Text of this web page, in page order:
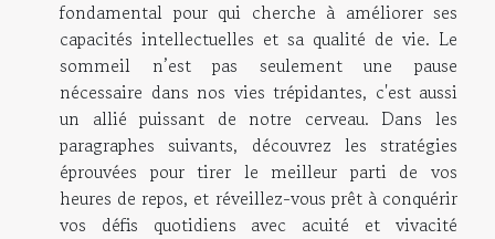
fondamental pour qui cherche à améliorer ses
capacités intellectuelles et sa qualité de vie. Le
sommeil n’est pas seulement une pause
nécessaire dans nos vies trépidantes, c'est aussi
un allié puissant de notre cerveau. Dans les
paragraphes suivants, découvrez les stratégies
éprouvées pour tirer le meilleur parti de vos
heures de repos, et réveillez-vous prêt à conquérir
vos défis quotidiens avec acuité et vivacité